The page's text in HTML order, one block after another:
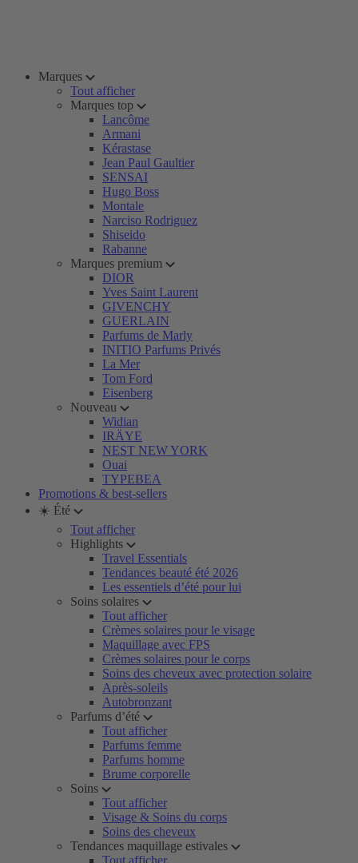
Marques
Tout afficher
Marques top
Lancôme
Armani
Kérastase
Jean Paul Gaultier
SENSAI
Hugo Boss
Montale
Narciso Rodriguez
Shiseido
Rabanne
Marques premium
DIOR
Yves Saint Laurent
GIVENCHY
GUERLAIN
Parfums de Marly
INITIO Parfums Privés
La Mer
Tom Ford
Eisenberg
Nouveau
Widian
IRÄYE
NEST NEW YORK
Ouai
TYPEBEA
Promotions & best-sellers
☀️ Été
Tout afficher
Highlights
Travel Essentials
Tendances beauté été 2026
Les essentiels d’été pour lui
Soins solaires
Tout afficher
Crèmes solaires pour le visage
Maquillage avec FPS
Crèmes solaires pour le corps
Soins des cheveux avec protection solaire
Après-soleils
Autobronzant
Parfums d’été
Tout afficher
Parfums femme
Parfums homme
Brume corporelle
Soins
Tout afficher
Visage & Soins du corps
Soins des cheveux
Tendances maquillage estivales
Tout afficher